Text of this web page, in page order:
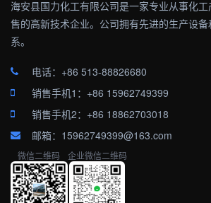
海安县国力化工有限公司是一家专业从事化
售的高新技术企业。公司拥有先进的生产设
系。
电话：+86 513-88826680
销售手机1：+86 15962749399
销售手机2：+86 18862703018
邮箱：15962749399@163.com
微信二维码 企业微信二维码